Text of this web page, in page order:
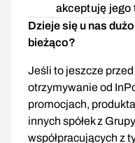
akceptuję jego
Dzieje się u nas
bieżąco?
Jeśli to jeszcze
otrzymywanie od
promocjach,
innych spółek z
współpracujących z